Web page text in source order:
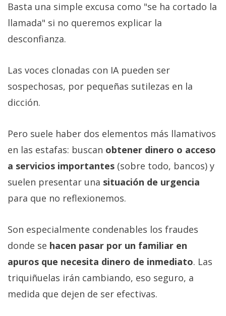
Basta una simple excusa como "se ha cortado la
llamada" si no queremos explicar la
desconfianza.
Las voces clonadas con IA pueden ser
sospechosas, por pequeñas sutilezas en la
dicción.
Pero suele haber dos elementos más llamativos
en las estafas: buscan obtener dinero o acceso
a servicios importantes (sobre todo, bancos) y
suelen presentar una situación de urgencia
para que no reflexionemos.
Son especialmente condenables los fraudes
donde se hacen pasar por un familiar en
apuros que necesita dinero de inmediato. Las
triquiñuelas irán cambiando, eso seguro, a
medida que dejen de ser efectivas.